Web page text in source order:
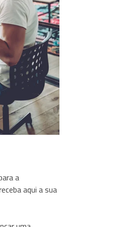
a
aqui a sua